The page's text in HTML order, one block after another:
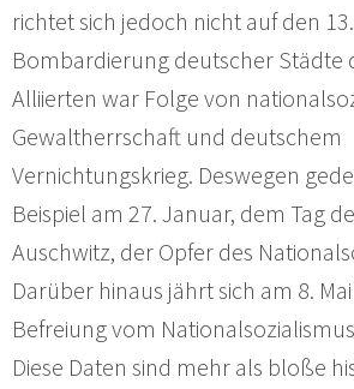
richtet sich jedoch nicht auf den
Bombardierung deutscher Städte
Alliierten war Folge von
Gewaltherrschaft und deutschem
Vernichtungskrieg. Deswegen
Beispiel am 27. Januar, dem Tag
Auschwitz, der Opfer des
Darüber hinaus jährt sich am 8.
Befreiung vom
Diese Daten sind mehr als bloße